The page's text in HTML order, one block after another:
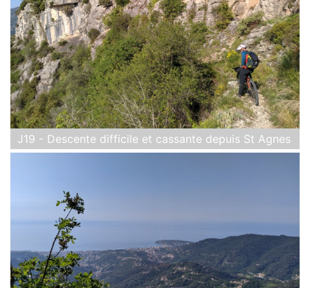
J19 - Descente difficile et cassante depuis St Agnes